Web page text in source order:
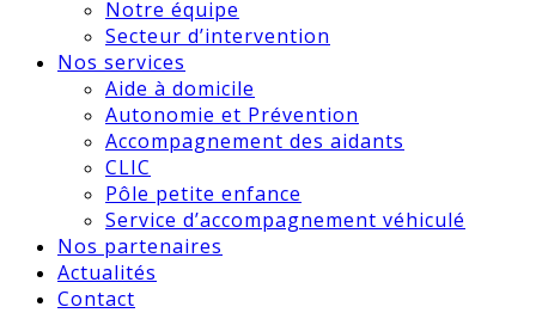
Notre équipe
Secteur d’intervention
Nos services
Aide à domicile
Autonomie et Prévention
Accompagnement des aidants
CLIC
Pôle petite enfance
Service d’accompagnement véhiculé
Nos partenaires
Actualités
Contact